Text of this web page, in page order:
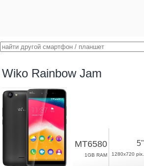
Wiko Rainbow Jam
MT6580
1GB RAM
5"
1280x720 pix.